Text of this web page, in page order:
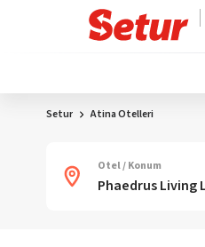
Setur Atina Otelleri
Otel / Konum